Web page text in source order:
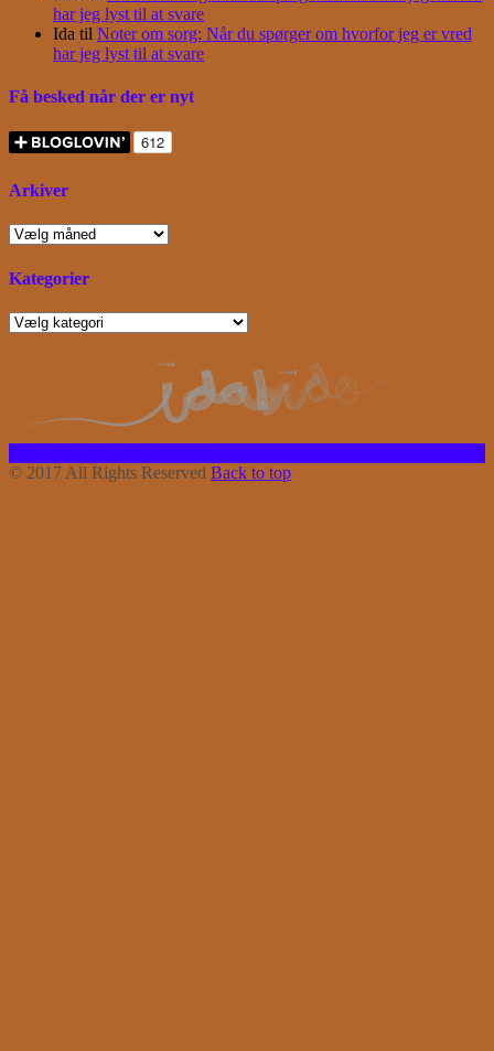
har jeg lyst til at svare
Ida til Noter om sorg: Når du spørger om hvorfor jeg er vred
har jeg lyst til at svare
Få besked når der er nyt
Arkiver
Arkiver
Kategorier
Kategorier
© 2017 All Rights Reserved Back to top